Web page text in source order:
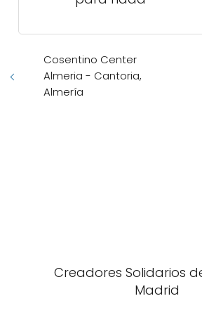
Cosentino Center
Almeria - Cantoria,
Almería
Creadores Solidarios
Madrid